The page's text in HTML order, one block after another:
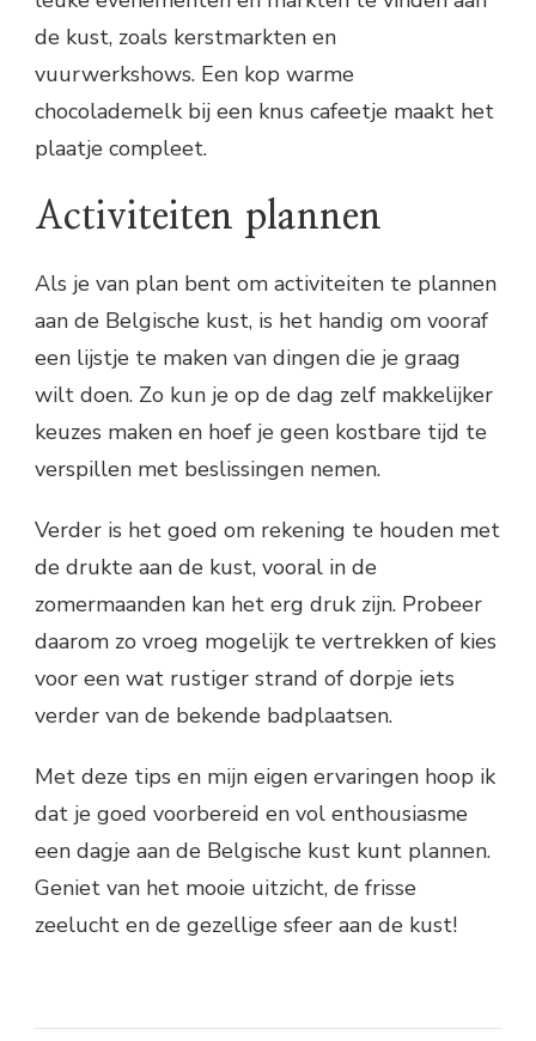
de kust, zoals kerstmarkten en
vuurwerkshows. Een kop warme
chocolademelk bij een knus cafeetje maakt het
plaatje compleet.
Activiteiten plannen
Als je van plan bent om activiteiten te plannen
aan de Belgische kust, is het handig om vooraf
een lijstje te maken van dingen die je graag
wilt doen. Zo kun je op de dag zelf makkelijker
keuzes maken en hoef je geen kostbare tijd te
verspillen met beslissingen nemen.
Verder is het goed om rekening te houden met
de drukte aan de kust, vooral in de
zomermaanden kan het erg druk zijn. Probeer
daarom zo vroeg mogelijk te vertrekken of kies
voor een wat rustiger strand of dorpje iets
verder van de bekende badplaatsen.
Met deze tips en mijn eigen ervaringen hoop ik
dat je goed voorbereid en vol enthousiasme
een dagje aan de Belgische kust kunt plannen.
Geniet van het mooie uitzicht, de frisse
zeelucht en de gezellige sfeer aan de kust!